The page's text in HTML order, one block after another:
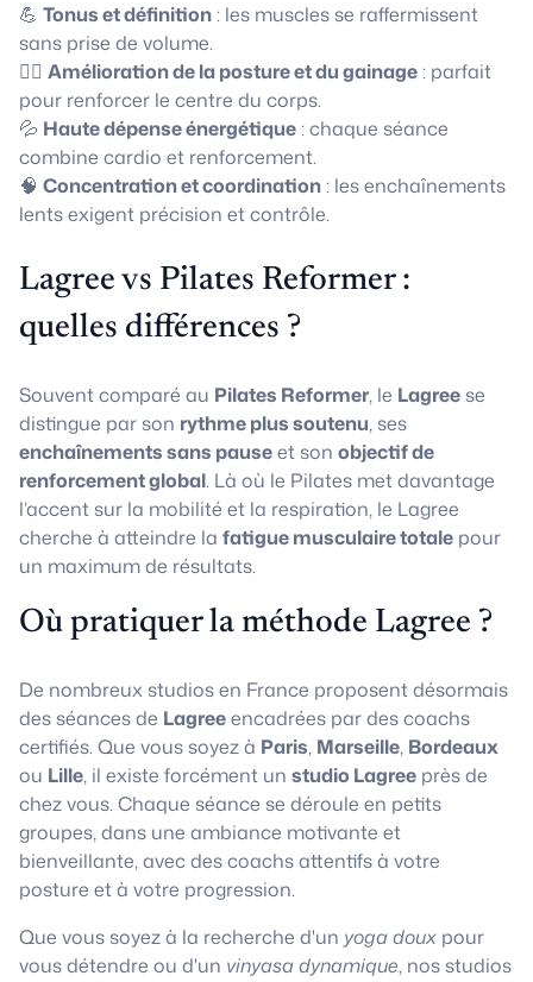
💪 Tonus et définition: les muscles se raffermissent
sans prise de volume.
🧘‍♀️ Amélioration de la posture et du gainage: parfait
pour renforcer le centre du corps.
💦 Haute dépense énergétique: chaque séance
combine cardio et renforcement.
🧠 Concentration et coordination: les enchaînements
lents exigent précision et contrôle.
Lagree vs Pilates Reformer :
quelles différences ?
Souvent comparé au Pilates Reformer, le Lagree se
distingue par son rythme plus soutenu, ses
enchaînements sans pauseet son objectif de
renforcement global. Là où le Pilates met davantage
l’accent sur la mobilité et la respiration, le Lagree
cherche à atteindre la fatigue musculaire totale pour
un maximum de résultats.
Où pratiquer la méthode Lagree ?
De nombreux studios en France proposent désormais
des séances de Lagreeencadrées par des coachs
certifiés. Que vous soyez à Paris, Marseille, Bordeaux
ou Lille, il existe forcément un studio Lagree près de
chez vous. Chaque séance se déroule en petits
groupes, dans une ambiance motivante et
bienveillante, avec des coachs attentifs à votre
posture et à votre progression.
Que vous soyez à la recherche d'un yoga doux pour
vous détendre ou d'un vinyasa dynamique, nos studios